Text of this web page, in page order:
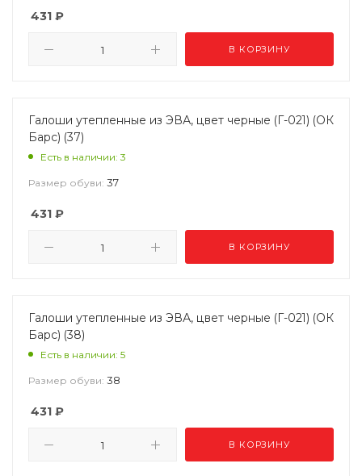
431 ₽
В КОРЗИНУ
Галоши утепленные из ЭВА, цвет черные (Г-021) (ОК
Барс) (37)
Есть в наличии: 3
Размер обуви: 37
431 ₽
В КОРЗИНУ
Галоши утепленные из ЭВА, цвет черные (Г-021) (ОК
Барс) (38)
Есть в наличии: 5
Размер обуви: 38
431 ₽
В КОРЗИНУ